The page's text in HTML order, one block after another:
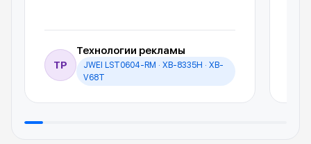
ТР
Технологии рекламы
JWEI LST0604-RM · XB-8335H · XB-
V68T